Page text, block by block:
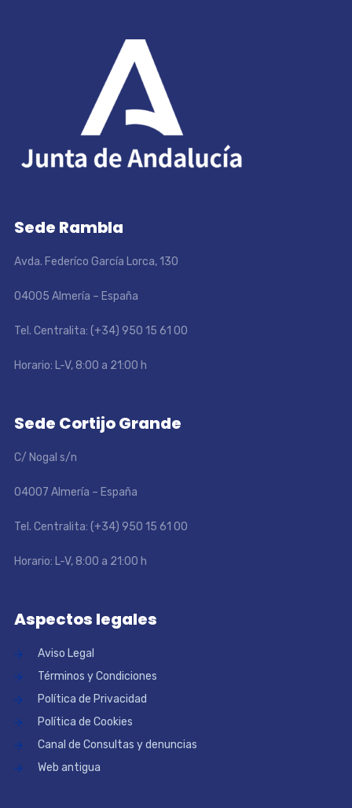
Sede Rambla
Avda. Federíco García Lorca, 130
04005 Almería – España
Tel. Centralita: (+34) 950 15 61 00
Horario: L-V, 8:00 a 21:00 h
Sede Cortijo Grande
C/ Nogal s/n
04007 Almería – España
Tel. Centralita: (+34) 950 15 61 00
Horario: L-V, 8:00 a 21:00 h
Aspectos legales
Aviso Legal
Términos y Condiciones
Política de Privacidad
Política de Cookies
Canal de Consultas y denuncias
Web antigua